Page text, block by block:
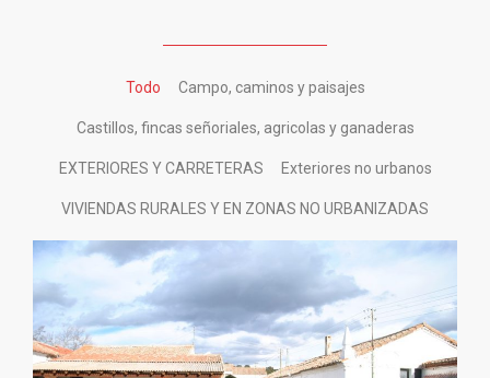
Todo Campo, caminos y paisajes
Castillos, fincas señoriales, agricolas y ganaderas
EXTERIORES Y CARRETERAS Exteriores no urbanos
VIVIENDAS RURALES Y EN ZONAS NO URBANIZADAS